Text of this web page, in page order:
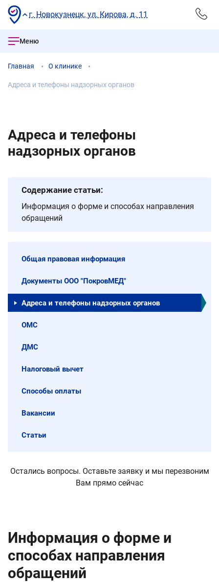
г. Новокузнецк, ул. Кирова, д. 11
Меню
Главная О клинике
Адреса и телефоны надзорных органов
Адреса и телефоны
надзорных органов
Информация о форме и
способах направления
обращений
Содержание статьи:
Информация о форме и способах направления
обращений
Общая правовая информация
Документы ООО "ПокровМЕД"
Адреса и телефоны надзорных органов
ОМС
ДМС
Налоговый вычет
Способы оплаты
Вакансии
Статьи
Остались вопросы. Оставьте заявку и мы перезвоним
Вам прямо сейчас